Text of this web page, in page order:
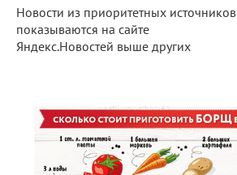
Новости из приоритетных источников
показываются на сайте
Яндекс.Новостей выше других